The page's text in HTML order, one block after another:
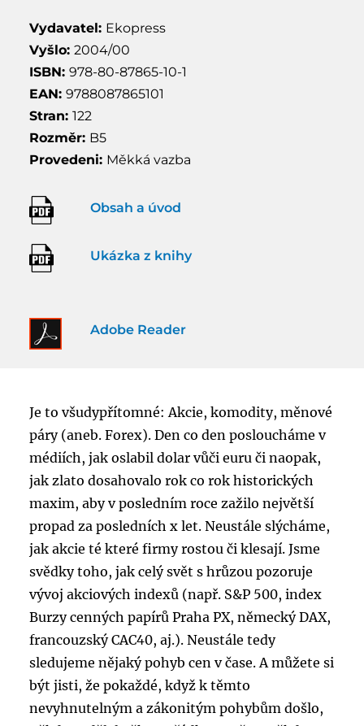
Vydavatel: Ekopress
Vyšlo: 2004/00
ISBN: 978-80-87865-10-1
EAN: 9788087865101
Stran: 122
Rozměr: B5
Provedeni: Měkká vazba
Obsah a úvod
Ukázka z knihy
Adobe Reader
Je to všudypřítomné: Akcie, komodity, měnové
páry (aneb. Forex). Den co den posloucháme v
médiích, jak oslabil dolar vůči euru či naopak,
jak zlato dosahovalo rok co rok historických
maxim, aby v posledním roce zažilo největší
propad za posledních x let. Neustále slýcháme,
jak akcie té které firmy rostou či klesají. Jsme
svědky toho, jak celý svět s hrůzou pozoruje
vývoj akciových indexů (např. S&P 500, index
Burzy cenných papírů Praha PX, německý DAX,
francouzský CAC40, aj.). Neustále tedy
sledujeme nějaký pohyb cen v čase. A můžete si
být jisti, že pokaždé, když k těmto
nevyhnutelným a zákonitým pohybům došlo,